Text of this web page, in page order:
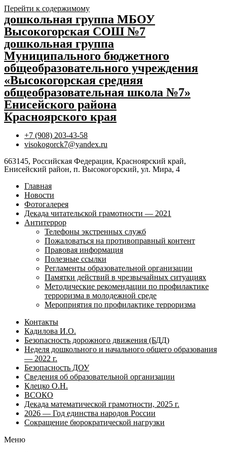
Перейти к содержимому
дошкольная группа МБОУ
Высокогорская СОШ №7
дошкольная группа
Муниципального бюджетного
общеобразовательного учреждения
«Высокогорская средняя
общеобразовательная школа №7»
Енисейского района
Красноярского края
+7 (908) 203-43-58
visokogorck7@yandex.ru
663145, Российская Федерация, Красноярский край,
Енисейский район, п. Высокогорский, ул. Мира, 4
Главная
Новости
Фотогалерея
Декада читательской грамотности — 2021
Антитеррор
Телефоны экстренных служб
Пожаловаться на противоправный контент
Правовая информация
Полезные ссылки
Регламенты образовательной организации
Памятки действий в чрезвычайных ситуациях
Методические рекомендации по профилактике
терроризма в молодежной среде
Мероприятия по профилактике терроризма
Контакты
Кадилова И.О.
Безопасность дорожного движения (БДД)
Неделя дошкольного и начального общего образования
— 2022 г.
Безопасность ДОУ
Сведения об образовательной организации
Клецко О.Н.
ВСОКО
Декада математической грамотности, 2025 г.
2026 — Год единства народов России
Сокращение бюрократической нагрузки
Меню